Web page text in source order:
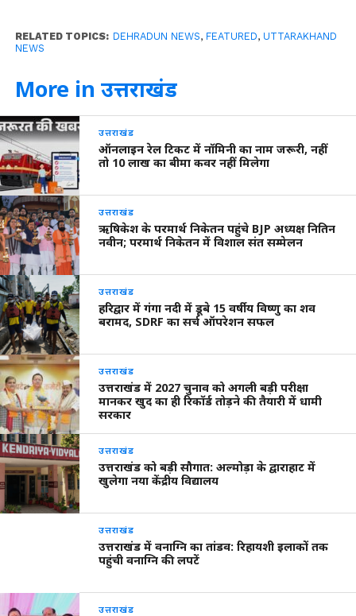
RELATED TOPICS: DEHRADUN NEWS, FEATURED, UTTARAKHAND
NEWS
More in उत्तराखंड
उत्तराखंड
ऑनलाइन रेल टिकट में नॉमिनी का नाम जरूरी, नहीं
तो 10 लाख का बीमा कवर नहीं मिलेगा
उत्तराखंड
ऋषिकेश के परमार्थ निकेतन पहुंचे BJP अध्यक्ष नितिन
नवीन; परमार्थ निकेतन में विशाल संत सम्मेलन
उत्तराखंड
हरिद्वार में गंगा नदी में डूबे 15 वर्षीय विष्णु का शव
बरामद, SDRF का सर्च ऑपरेशन सफल
उत्तराखंड
उत्तराखंड में 2027 चुनाव को अगली बड़ी परीक्षा
मानकर खुद का ही रिकॉर्ड तोड़ने की तैयारी में धामी
सरकार
उत्तराखंड
उत्तराखंड को बड़ी सौगात: अल्मोड़ा के द्वाराहाट में
खुलेगा नया केंद्रीय विद्यालय
उत्तराखंड
उत्तराखंड में वनाग्नि का तांडव: रिहायशी इलाकों तक
पहुंची वनाग्नि की लपटें
उत्तराखंड